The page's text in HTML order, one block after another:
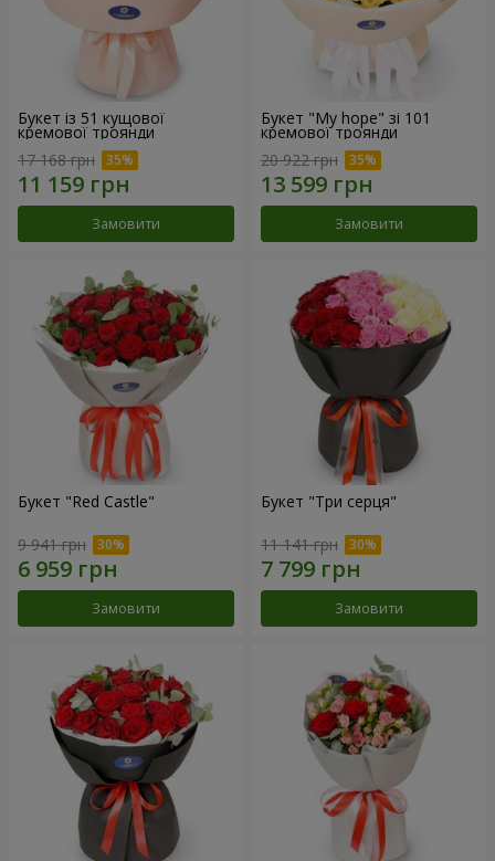
Букет із 51 кущової
кремової троянди
17 168 грн
Замовити
Букет "My hope" зі 101
кремової троянди
20 922 грн
Замовити
Букет "Red Castle"
9 941 грн
Замовити
Букет "Три серця"
11 141 грн
Замовити